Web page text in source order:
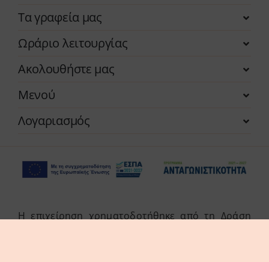
Τα γραφεία μας
Ωράριο λειτουργίας
Ακολουθήστε μας
Μενού
Λογαριασμός
Η επιχείρηση χρηματοδοτήθηκε από τη Δράση